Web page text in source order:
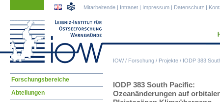
IOW/ Forschung / Projekte / IODP 383
Mitarbeitende | Intranet | Impressum | Datenschutz |
IODP 383 South Pacific:
Ozeanänderungen auf
Navigation
überspringen
Forschungsbereiche
Abteilungen